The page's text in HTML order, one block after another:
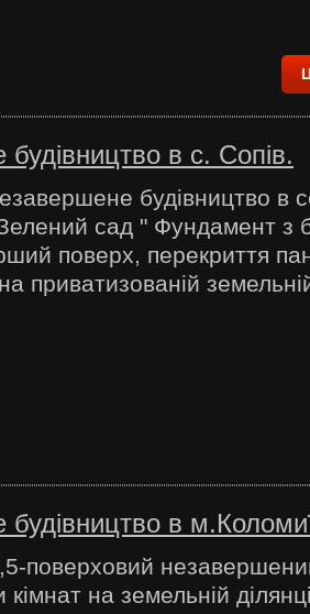
в с. Сопів.
будівництво в
сад " Фундамент з
поверх, перекриття
приватизованій
в
поверховий
кімнат на земельній